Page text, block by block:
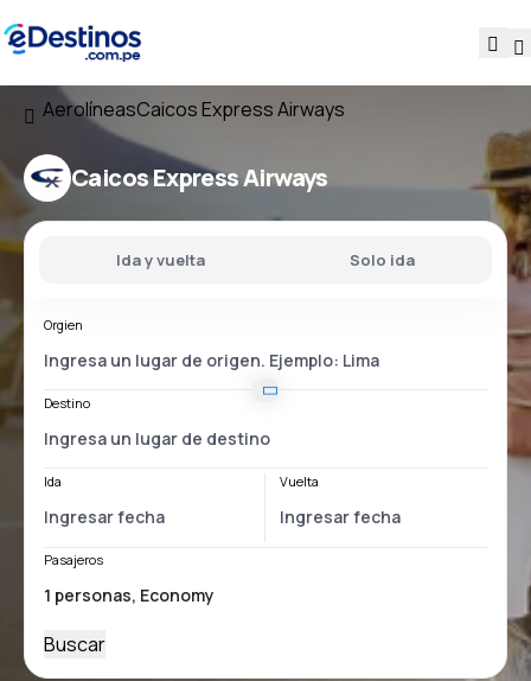
AerolíneasCaicos Express Airways
Caicos Express Airways
Ida y vuelta Solo ida
Orgien
Destino
Ida Vuelta
Pasajeros
Buscar